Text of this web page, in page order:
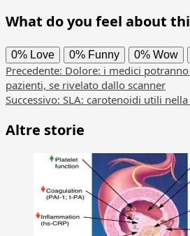
What do you feel about
0% Love 0% Funny 0% Wow
Navigazione
articolo
Precedente: Dolore: i medici
pazienti, se rivelato dallo scanner
Successivo: SLA: carotenoidi utili
Altre storie